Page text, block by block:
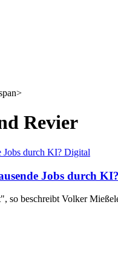
Revier
Digital
Jobs durch KI?
so beschreibt Volker